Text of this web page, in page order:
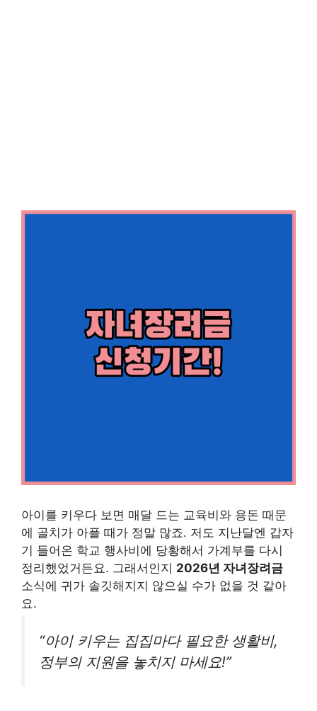
아이를 키우다 보면 매달 드는 교육비와 용돈 때문
에 골치가 아플 때가 정말 많죠. 저도 지난달엔 갑자
기 들어온 학교 행사비에 당황해서 가계부를 다시
정리했었거든요. 그래서인지 2026년 자녀장려금
소식에 귀가 솔깃해지지 않으실 수가 없을 것 같아
요.
“아이 키우는 집집마다 필요한 생활비,
정부의 지원을 놓치지 마세요!”